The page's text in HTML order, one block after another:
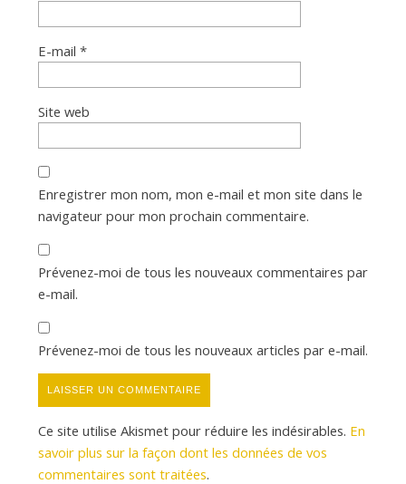
E-mail *
Site web
Enregistrer mon nom, mon e-mail et mon site dans le
navigateur pour mon prochain commentaire.
Prévenez-moi de tous les nouveaux commentaires par
e-mail.
Prévenez-moi de tous les nouveaux articles par e-mail.
Ce site utilise Akismet pour réduire les indésirables. En
savoir plus sur la façon dont les données de vos
commentaires sont traitées.